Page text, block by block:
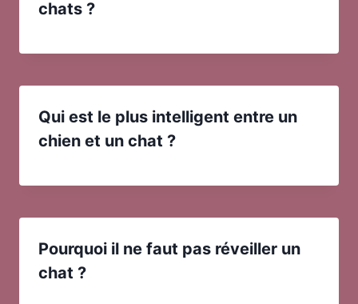
chats ?
Qui est le plus intelligent entre un
chien et un chat ?
Pourquoi il ne faut pas réveiller un
chat ?